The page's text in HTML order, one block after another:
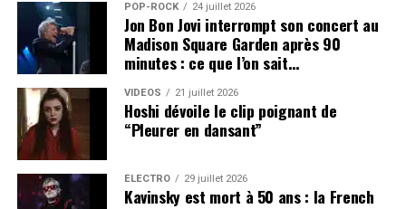
POP-ROCK 24 juillet 2026
Jon Bon Jovi interrompt son concert au
Madison Square Garden après 90
minutes : ce que l’on sait…
VIDEOS 21 juillet 2026
Hoshi dévoile le clip poignant de
“Pleurer en dansant”
ÉLECTRO 29 juillet 2026
Kavinsky est mort à 50 ans : la French